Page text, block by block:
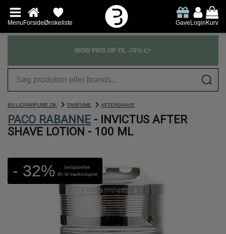
MenuForsideØnskeliste GaveLoginKurv
WOW PRIS OP TIL -70% 👉
BILLIGPARFUME.DK PARFUME AFTERSHAVE
PACO RABANNE - INVICTUS AFTER
SHAVE LOTION - 100 ML
- 32%
besparelse
ifh til markedspris